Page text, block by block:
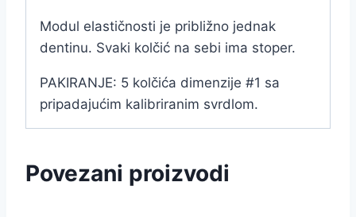
Modul elastičnosti je približno jednak
dentinu. Svaki kolčić na sebi ima stoper.
PAKIRANJE: 5 kolčića dimenzije #1 sa
pripadajućim kalibriranim svrdlom.
Povezani proizvodi